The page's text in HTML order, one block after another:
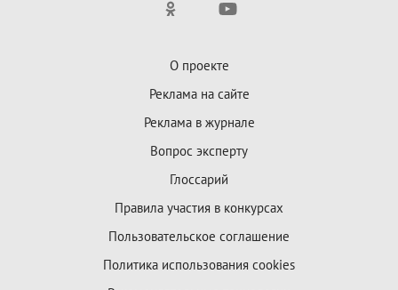
О проекте
Реклама на сайте
Реклама в журнале
Вопрос эксперту
Глоссарий
Правила участия в конкурсах
Пользовательское соглашение
Политика использования cookies